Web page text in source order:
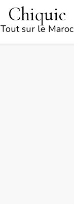
Chiquie
Tout sur le Maroc